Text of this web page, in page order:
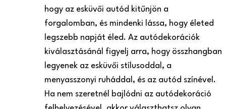
hogy az esküvői autód kitűnjön a
forgalomban, és mindenki lássa, hogy életed
legszebb napját éled. Az autódekorációk
kiválasztásánál figyelj arra, hogy összhangban
legyenek az esküvői stílusoddal, a
menyasszonyi ruháddal, és az autód színével.
Ha nem szeretnél bajlódni az autódekoráció